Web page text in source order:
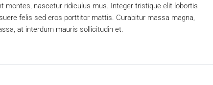
montes, nascetur ridiculus mus. Integer tristique elit lobortis
felis sed eros porttitor mattis. Curabitur massa magna,
at interdum mauris sollicitudin et.